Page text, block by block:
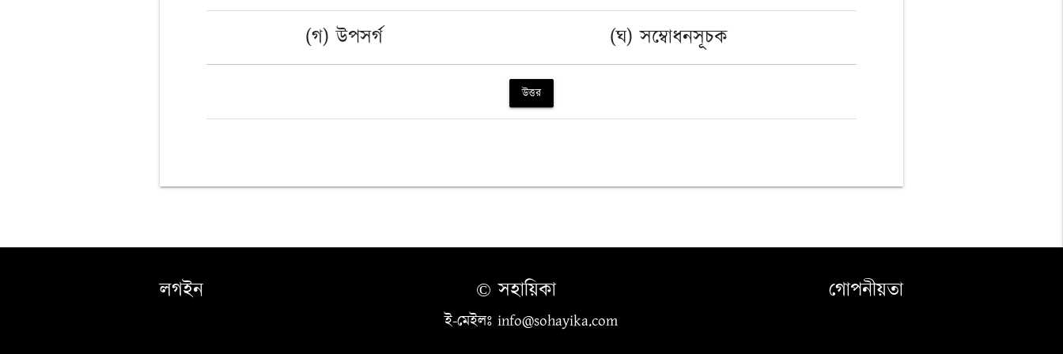
(গ) উপসর্গ
(ঘ) সম্বোধনসূচক
উত্তর
লগইন গোপনীয়তা
© সহায়িকা
ই-মেইলঃ info@sohayika.com